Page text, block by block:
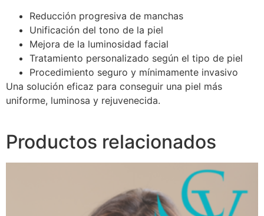
Reducción progresiva de manchas
Unificación del tono de la piel
Mejora de la luminosidad facial
Tratamiento personalizado según el tipo de piel
Procedimiento seguro y mínimamente invasivo
Una solución eficaz para conseguir una piel más
uniforme, luminosa y rejuvenecida.
Productos relacionados